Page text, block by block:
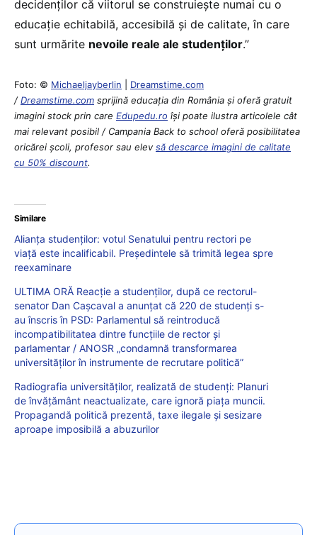
decidenților că viitorul se construiește numai cu o
educație echitabilă, accesibilă și de calitate, în care
sunt urmărite nevoile reale ale studenților.”
Foto: © Michaeljayberlin
Dreamstime.com
/Dreamstime.com sprijină educaţia din România şi oferă gratuit
imagini stock prin care Edupedu.ro îşi poate ilustra articolele cât
mai relevant posibil / Campania Back to school oferă posibilitatea
oricărei școli, profesor sau elevsă descarce imagini de calitate
cu 50% discount.
Similare
Alianța studenților: votul Senatului pentru rectori pe
viață este incalificabil. Președintele să trimită legea spre
reexaminare
ULTIMA ORĂ Reacție a studenților, după ce rectorul-
senator Dan Cașcaval a anunțat că 220 de studenți s-
au înscris în PSD: Parlamentul să reintroducă
incompatibilitatea dintre funcțiile de rector și
parlamentar / ANOSR „condamnă transformarea
universităților în instrumente de recrutare politică”
Radiografia universităților, realizată de studenți: Planuri
de învățământ neactualizate, care ignoră piața muncii.
Propagandă politică prezentă, taxe ilegale și sesizare
aproape imposibilă a abuzurilor